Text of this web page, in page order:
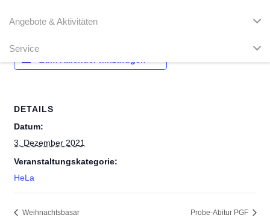
Angebote & Aktivitäten
Service
DETAILS
Datum:
3. Dezember 2021
Veranstaltungskategorie:
HeLa
Weihnachtsbasar Probe-Abitur PGF